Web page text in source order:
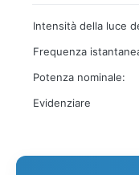
Intensità della luce
Frequenza
Potenza nominale:
Evidenziare